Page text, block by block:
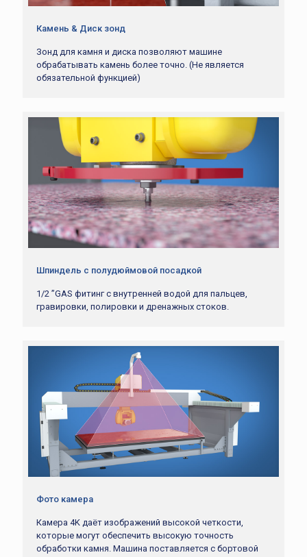
Камень & Диск зонд
Зонд для камня и диска позволяют машине
обрабатывать камень более точно. (Не является
обязательной функцией)
Шпиндель с полудюймовой посадкой
1/2 ”GAS фитинг с внутренней водой для пальцев,
гравировки, полировки и дренажных стоков.
Фото камера
Камера 4K даёт изображений высокой четкости,
которые могут обеспечить высокую точность
обработки камня. Машина поставляется с бортовой